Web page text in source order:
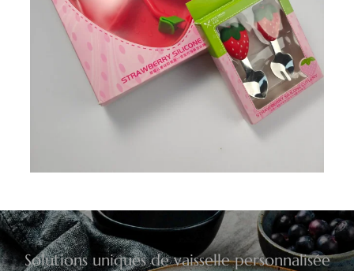
Solutions uniques de vaisselle personnalisée